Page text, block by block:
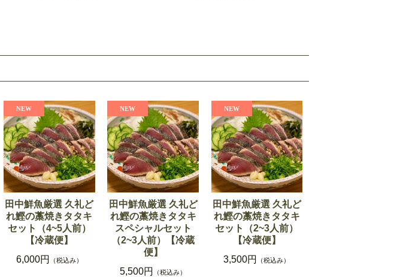
田中鮮魚厳選 久礼ど
れ鰹の藁焼きタタキ
セット（4~5人前）
【冷蔵便】
6,000円
（税込み）
田中鮮魚厳選 久礼ど
れ鰹の藁焼きタタキ
スペシャルセット
（2~3人前）【冷蔵
便】
5,500円
（税込み）
田中鮮魚厳選 久礼ど
れ鰹の藁焼きタタキ
セット（2~3人前）
【冷蔵便】
3,500円
（税込み）